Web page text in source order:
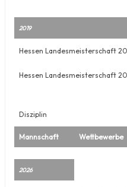
2019
Hessen Landesmeisterschaft
Hessen Landesmeisterschaft
Disziplin
Mannschaft Wettbewerbe
2026